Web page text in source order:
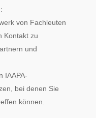
von Fachleuten
Kontakt zu
und
IAAPA-
bei denen Sie
können.